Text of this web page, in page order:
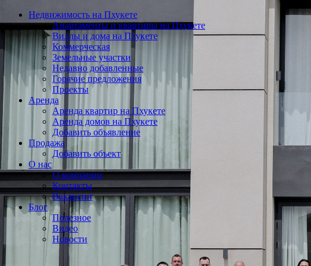
Недвижимость на Пхукете
Апартаменты и квартиры на Пхукете
Виллы и дома на Пхукете
Коммерческая
Земельные участки
Недавно добавленные
Горячие предложения
Проекты
Аренда
Аренда квартир на Пхукете
Аренда домов на Пхукете
Добавить объявление
Продажа
Добавить объект
О нас
О компании
Контакты
Вакансии
Блог
Полезное
Видео
Новости